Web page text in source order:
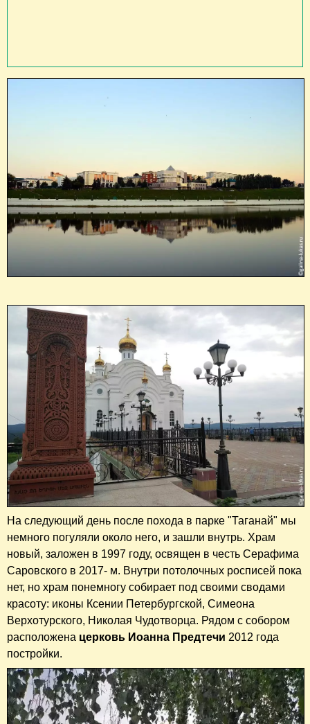
На следующий день после похода в парке "Таганай" мы
немного погуляли около него, и зашли внутрь. Храм
новый, заложен в 1997 году, освящен в честь Серафима
Саровского в 2017- м. Внутри потолочных росписей пока
нет, но храм понемногу собирает под своими сводами
красоту: иконы Ксении Петербургской, Симеона
Верхотурского, Николая Чудотворца. Рядом с собором
расположена церковь Иоанна Предтечи 2012 года
постройки.